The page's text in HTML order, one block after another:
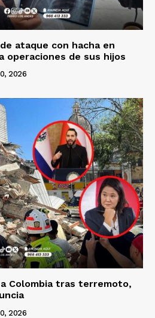
ataque con hacha en
operaciones de sus hijos
2026
Colombia tras terremoto,
2026